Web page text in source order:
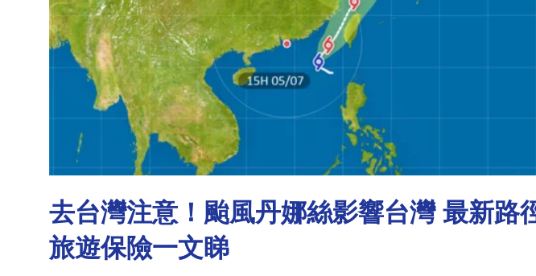
去台灣注意！颱風丹娜絲影響台灣 最新路
旅遊保險一文睇